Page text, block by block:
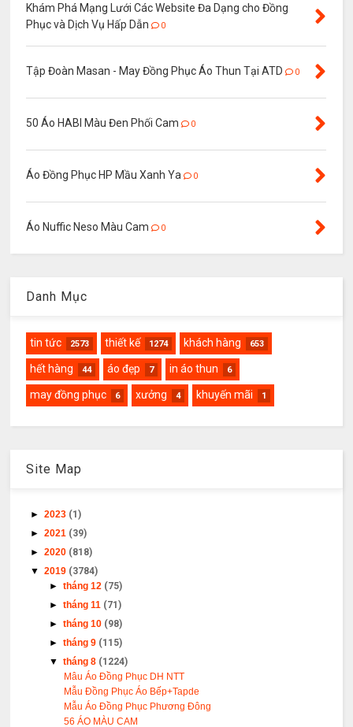
Khám Phá Mạng Lưới Các Website Đa Dạng cho Đồng
Phục và Dịch Vụ Hấp Dẫn
0
Tập Đoàn Masan - May Đồng Phục Áo Thun Tại ATD 0
50 Áo HABI Màu Đen Phối Cam 0
Áo Đồng Phục HP Mầu Xanh Ya 0
Áo Nuffic Neso Màu Cam 0
Danh Mục
tin tức 2573 thiết kế 1274 khách hàng 653
hết hàng 44 áo đẹp 7 in áo thun 6
may đồng phục 6 xưởng 4 khuyến mãi 1
Site Map
►2023 (1)
►2021 (39)
►2020 (818)
▼2019 (3784)
►tháng 12 (75)
►tháng 11 (71)
►tháng 10 (98)
►tháng 9 (115)
▼tháng 8 (1224)
Mâu Áo Đồng Phục DH NTT
Mẫu Đồng Phục Áo Bếp+Tapde
Mẫu Áo Đồng Phục Phương Đông
56 ÁO MÀU CAM